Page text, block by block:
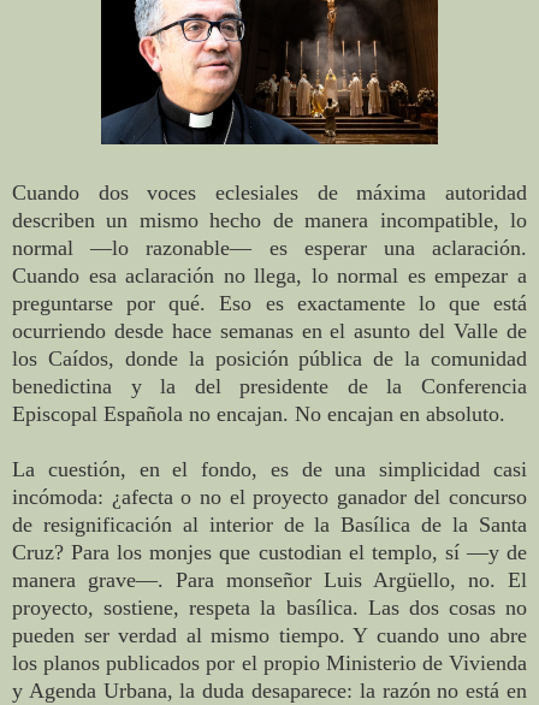
Cuando dos voces eclesiales de máxima autoridad
describen un mismo hecho de manera incompatible, lo
normal —lo razonable— es esperar una aclaración.
Cuando esa aclaración no llega, lo normal es empezar a
preguntarse por qué. Eso es exactamente lo que está
ocurriendo desde hace semanas en el asunto del Valle de
los Caídos, donde la posición pública de la comunidad
benedictina y la del presidente de la Conferencia
Episcopal Española no encajan. No encajan en absoluto.
La cuestión, en el fondo, es de una simplicidad casi
incómoda: ¿afecta o no el proyecto ganador del concurso
de resignificación al interior de la Basílica de la Santa
Cruz? Para los monjes que custodian el templo, sí —y de
manera grave—. Para monseñor Luis Argüello, no. El
proyecto, sostiene, respeta la basílica. Las dos cosas no
pueden ser verdad al mismo tiempo. Y cuando uno abre
los planos publicados por el propio Ministerio de Vivienda
y Agenda Urbana, la duda desaparece: la razón no está en